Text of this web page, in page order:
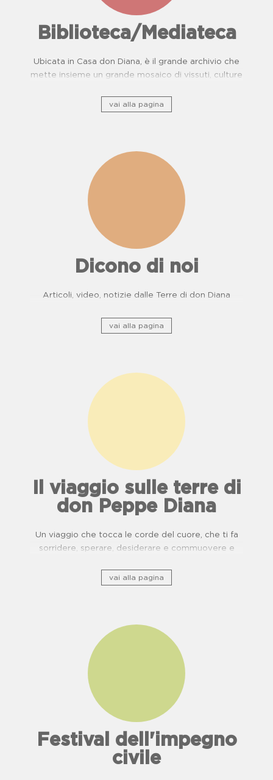
Biblioteca/Mediateca
Ubicata in Casa don Diana, è il grande archivio che
mette insieme un grande mosaico di vissuti, culture
vai alla pagina
Dicono di noi
Articoli, video, notizie dalle Terre di don Diana
vai alla pagina
Il viaggio sulle terre di
don Peppe Diana
Un viaggio che tocca le corde del cuore, che ti fa
sorridere, sperare, desiderare e commuovere e
di usanze, cucina e buone pratiche.
vai alla pagina
Festival dell'impegno
civile